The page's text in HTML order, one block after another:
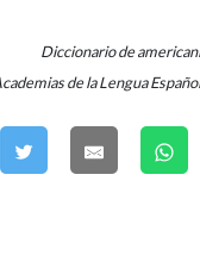
Diccionario de
de la Lengua